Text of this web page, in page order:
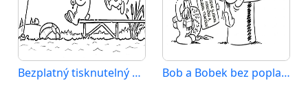
Bezplatný tisknutelný Bob a Bobek Bob a Bobek bez poplatku